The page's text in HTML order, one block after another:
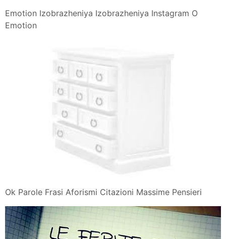
Emotion Izobrazheniya Izobrazheniya Instagram O
Emotion
Ok Parole Frasi Aforismi Citazioni Massime Pensieri